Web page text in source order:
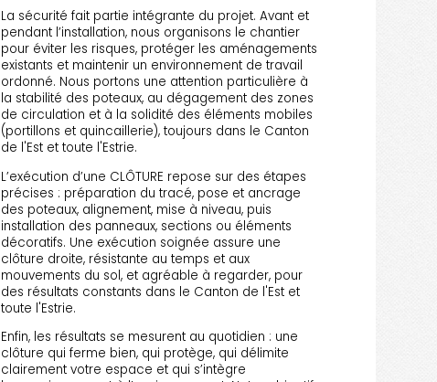
La sécurité fait partie intégrante du projet. Avant et
pendant l’installation, nous organisons le chantier
pour éviter les risques, protéger les aménagements
existants et maintenir un environnement de travail
ordonné. Nous portons une attention particulière à
la stabilité des poteaux, au dégagement des zones
de circulation et à la solidité des éléments mobiles
(portillons et quincaillerie), toujours dans le Canton
de l'Est et toute l'Estrie.
L’exécution d’une CLÔTURE repose sur des étapes
précises : préparation du tracé, pose et ancrage
des poteaux, alignement, mise à niveau, puis
installation des panneaux, sections ou éléments
décoratifs. Une exécution soignée assure une
clôture droite, résistante au temps et aux
mouvements du sol, et agréable à regarder, pour
des résultats constants dans le Canton de l'Est et
toute l'Estrie.
Enfin, les résultats se mesurent au quotidien : une
clôture qui ferme bien, qui protège, qui délimite
clairement votre espace et qui s’intègre